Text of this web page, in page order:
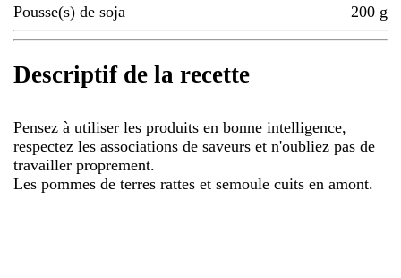
Pousse(s) de soja 200 g
Descriptif de la recette
Pensez à utiliser les produits en bonne intelligence,
respectez les associations de saveurs et n'oubliez pas de
travailler proprement.
Les pommes de terres rattes et semoule cuits en amont.